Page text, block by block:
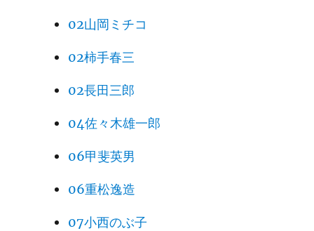
02山岡ミチコ
02柿手春三
02長田三郎
04佐々木雄一郎
06甲斐英男
06重松逸造
07小西のぶ子